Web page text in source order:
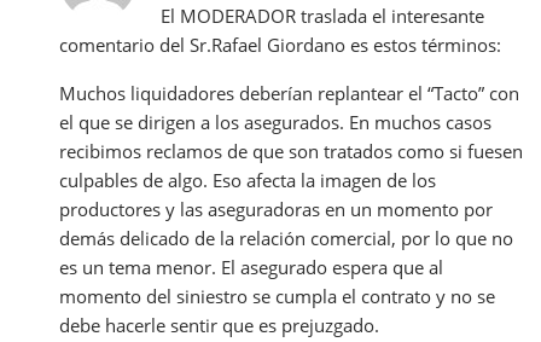
El MODERADOR traslada el interesante
comentario del Sr.Rafael Giordano es estos términos:
Muchos liquidadores deberían replantear el “Tacto” con
el que se dirigen a los asegurados. En muchos casos
recibimos reclamos de que son tratados como si fuesen
culpables de algo. Eso afecta la imagen de los
productores y las aseguradoras en un momento por
demás delicado de la relación comercial, por lo que no
es un tema menor. El asegurado espera que al
momento del siniestro se cumpla el contrato y no se
debe hacerle sentir que es prejuzgado.